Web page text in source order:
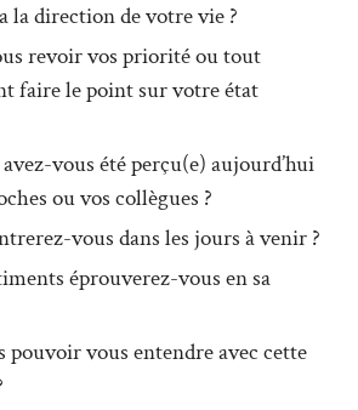
la direction de votre vie ?
revoir vos priorité ou tout
faire le point sur votre état
vous été perçu(e) aujourd’hui
ou vos collègues ?
vous dans les jours à venir ?
éprouverez-vous en sa
vous entendre avec cette